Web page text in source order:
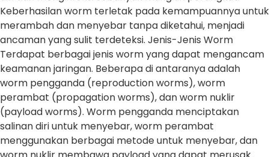
Keberhasilan worm terletak pada kemampuannya untuk
merambah dan menyebar tanpa diketahui, menjadi
ancaman yang sulit terdeteksi. Jenis-Jenis Worm
Terdapat berbagai jenis worm yang dapat mengancam
keamanan jaringan. Beberapa di antaranya adalah
worm pengganda (reproduction worms), worm
perambat (propagation worms), dan worm nuklir
(payload worms). Worm pengganda menciptakan
salinan diri untuk menyebar, worm perambat
menggunakan berbagai metode untuk menyebar, dan